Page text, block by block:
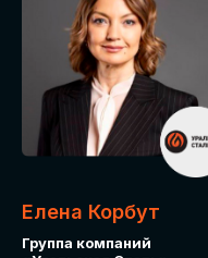
Елена Корбут
Группа компаний